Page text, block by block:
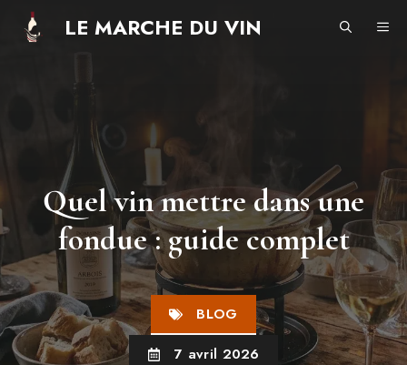
Aller
LE MARCHE DU VIN
Quel vin mettre dans une
fondue : guide complet
BLOG
7 avril 2026